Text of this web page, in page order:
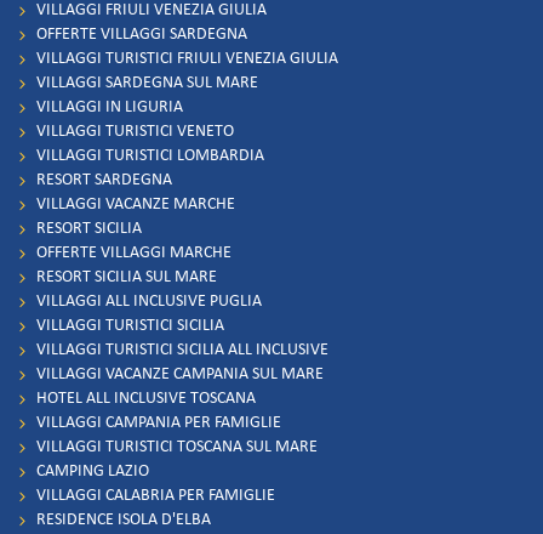
VILLAGGI FRIULI VENEZIA GIULIA
OFFERTE VILLAGGI SARDEGNA
VILLAGGI TURISTICI FRIULI VENEZIA GIULIA
VILLAGGI SARDEGNA SUL MARE
VILLAGGI IN LIGURIA
VILLAGGI TURISTICI VENETO
VILLAGGI TURISTICI LOMBARDIA
RESORT SARDEGNA
VILLAGGI VACANZE MARCHE
RESORT SICILIA
OFFERTE VILLAGGI MARCHE
RESORT SICILIA SUL MARE
VILLAGGI ALL INCLUSIVE PUGLIA
VILLAGGI TURISTICI SICILIA
VILLAGGI TURISTICI SICILIA ALL INCLUSIVE
VILLAGGI VACANZE CAMPANIA SUL MARE
HOTEL ALL INCLUSIVE TOSCANA
VILLAGGI CAMPANIA PER FAMIGLIE
VILLAGGI TURISTICI TOSCANA SUL MARE
CAMPING LAZIO
VILLAGGI CALABRIA PER FAMIGLIE
RESIDENCE ISOLA D'ELBA